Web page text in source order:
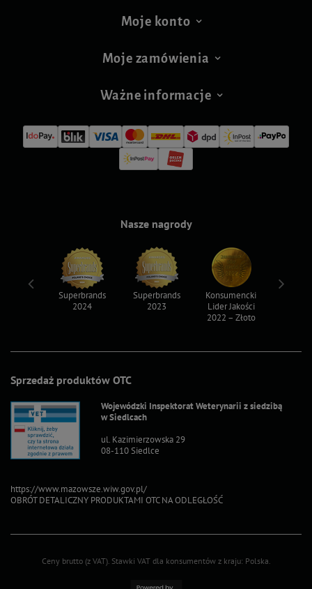
Moje konto
Moje zamówienia
Ważne informacje
Sprzedaż produktów OTC
Wojewódzki Inspektorat Weterynarii z siedzibą
w Siedlcach
ul. Kazimierzowska 29
08-110 Siedlce
https://www.mazowsze.wiw.gov.pl/
OBRÓT DETALICZNY PRODUKTAMI OTC NA ODLEGŁOŚĆ
Nasze nagrody
Superbrands
2024
Superbrands
2023
Konsumencki
Lider Jakości
2022 – Złoto
Ceny brutto (z VAT). Stawki VAT dla konsumentów z kraju: Polska